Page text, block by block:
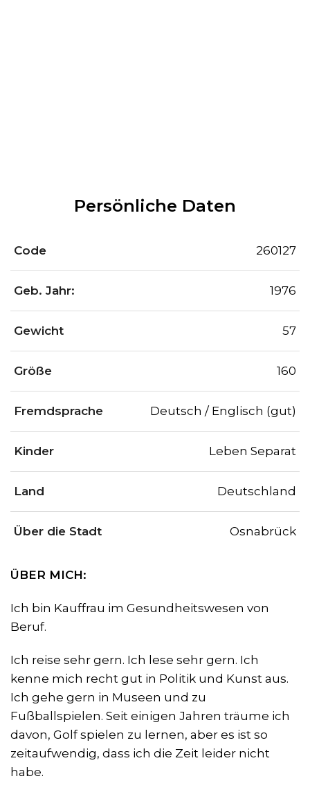
Persönliche Daten
Code 260127
Geb. Jahr: 1976
Gewicht 57
Größe 160
Fremdsprache Deutsch / Englisch (gut)
Kinder Leben Separat
Land Deutschland
Über die Stadt Osnabrück
ÜBER MICH:
Ich bin Kauffrau im Gesundheitswesen von
Beruf.
Ich reise sehr gern. Ich lese sehr gern. Ich
kenne mich recht gut in Politik und Kunst aus.
Ich gehe gern in Museen und zu
Fußballspielen. Seit einigen Jahren träume ich
davon, Golf spielen zu lernen, aber es ist so
zeitaufwendig, dass ich die Zeit leider nicht
habe.